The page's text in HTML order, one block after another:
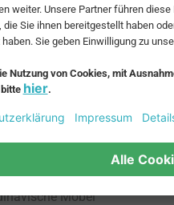
und zzgl.
Möbel